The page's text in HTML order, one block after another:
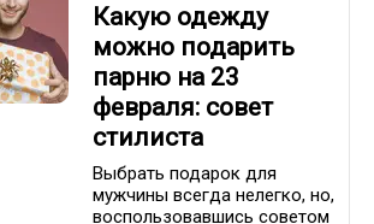
Какую одежду
можно подарить
парню на 23
февраля: совет
стилиста
Выбрать подарок для
мужчины всегда нелегко, но,
воспользовавшись советом